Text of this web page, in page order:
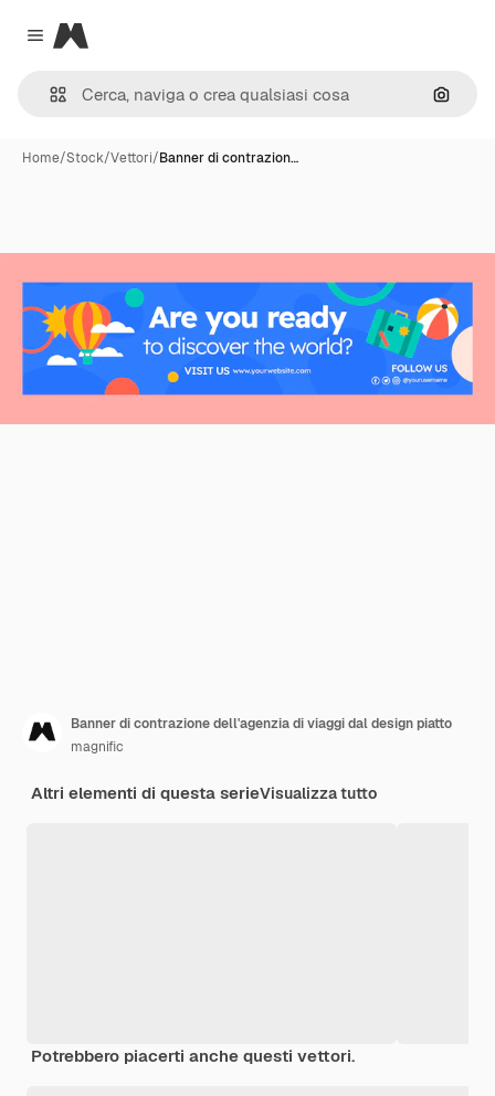
Close menu
Magnific
Cerca
Home/Stock/Vettori/Banner di contrazion…
Banner di contrazione dell'agenzia di viaggi dal design piatto
magnific
Altri elementi di questa serieVisualizza tutto
Potrebbero piacerti anche questi vettori.